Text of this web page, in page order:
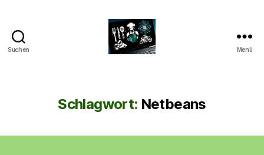
Suchen Menü
Schlagwort: Netbeans